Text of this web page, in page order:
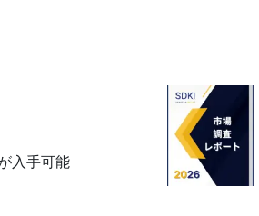
入手可能